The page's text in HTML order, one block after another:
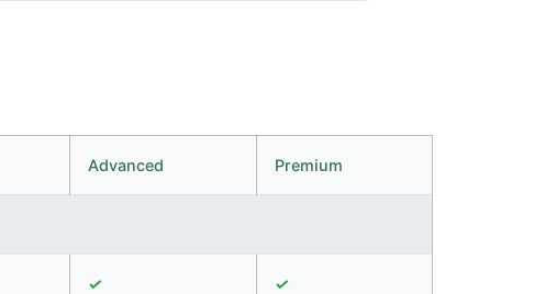
Advanced Premium
✓ ✓